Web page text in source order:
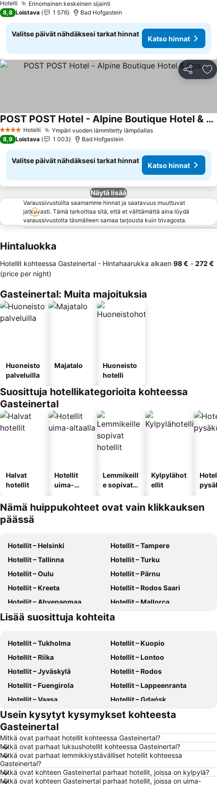
Hotelli Erinomainen keskeinen sijainti
8,8 Loistava 1 576 Bad Hofgastein
Valitse päivät nähdäksesi tarkat hinnat
Katso hinnat
Jaa
4 Tähtiluokitus
Hotelli Ympäri vuoden lämmitetty lämpöallasKatso hinnat
POST POST Hotel - Alpine Boutique Hotel & Spa
Katso hinnat
8,9 Loistava 1 003 Bad Hofgastein
Valitse päivät nähdäksesi tarkat hinnat
Katso hinnat
Näytä lisää
Varaussivustoilta saamamme hinnat ja saatavuus muuttuvat
jatkuvasti. Tämä tarkoittaa sitä, että et välttämättä aina löydä
varaussivustolta täsmälleen samaa tarjousta kuin trivagosta.
Hintaluokka
Hotellit kohteessa Gasteinertal - Hintahaarukka alkaen ‎98 € - ‎272 €
(price per night)
Gasteinertal: Muita majoituksia
Huoneisto
palveluilla
Majatalo
Huoneisto
hotelli
Suosittuja hotellikategorioita kohteessa
Gasteinertal
Halvat
hotellit
Hotellit
uima-
Lemmikeill
e sopivat
Kylpylähot
ellit
Nämä huippukohteet ovat vain klikkauksen
päässä
Hotellit – Helsinki
Hotellit – Tampere
Hotellit – Tallinna
Hotellit – Turku
Hotellit – Oulu
Hotellit – Pärnu
Hotellit – Kreeta
Hotellit – Rodos Saari
Hotellit – Ahvenanmaa
Hotellit – Mallorca
Hotellit – Gran Canaria
Hotellit – Phuket
Lisää suosittuja kohteita
Hotellit – Tukholma
Hotellit – Kuopio
Hotellit – Riika
Hotellit – Lontoo
Hotellit – Jyväskylä
Hotellit – Rodos
Hotellit – Fuengirola
Hotellit – Lappeenranta
Hotellit – Vaasa
Hotellit – Gdańsk
Hotellit – Rovaniemi
Hotellit – Alanya
Hotellit – Savonlinna
Hotellit – Vantaa
Hotellit – Pariisi
Hotellit – Rooma
Hotellit – Berliini
Hotellit – Kalajoki
Hotellit – Suomi
Hotellit – Malta
Hotellit – Teneriffa
Usein kysytyt kysymykset kohteesta
Gasteinertal
Mitkä ovat parhaat hotellit kohteessa Gasteinertal?
Mitkä ovat parhaat luksushotellit kohteessa Gasteinertal?
Mitkä ovat parhaat lemmikkiystävälliset hotellit kohteessa
Gasteinertal?
Mitkä ovat kohteen Gasteinertal parhaat hotellit, joissa on kylpylä?
Mitkä ovat kohteen Gasteinertal parhaat hotellit, joissa on uima-